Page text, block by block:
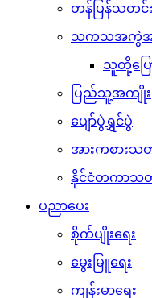
တန်ပြန်သတင်း
သကသအကွဲအ
သူတို့ပြ
ပြည်သူ့အကျိုး
ပျော်ပွဲရွှင်ပွဲ
အားကစားသ
နိုင်ငံတကာသ
ပညာပေး
စိုက်ပျိုးရေး
မွေးမြူရေး
ကျန်းမာရေး